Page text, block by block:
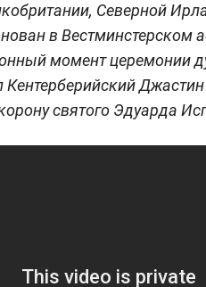
Северной
в Вестминстерском
момент церемонии
Кентерберийский
святого Эдуарда